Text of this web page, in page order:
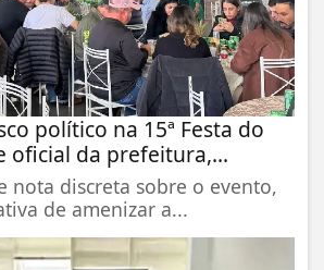
político na 15ª Festa do
oficial da prefeitura,...
nota discreta sobre o evento,
de amenizar a...